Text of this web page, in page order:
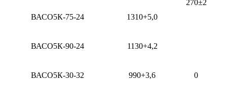
270±2
ВАСО5К-75-24
1310+5,0
ВАСО5К-90-24 1130+4,2
0
ВАСО5К-30-32 990+3,6